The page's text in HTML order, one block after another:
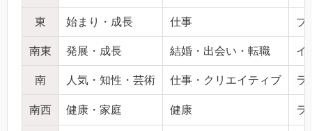
東 始まり・成長 仕事 ブ
南東 発展・成長 結婚・出会い・転職 イ
南 人気・知性・芸術 仕事・クリエイティブ ラ
南西 健康・家庭 健康 ラ